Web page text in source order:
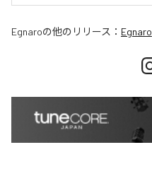
Egnaroの他のリリース： Egnaro